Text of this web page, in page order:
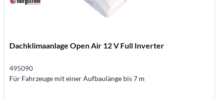
Dachklimaanlage Open Air 12 V Full Inverter
495090
Für Fahrzeuge mit einer Aufbaulänge bis 7 m